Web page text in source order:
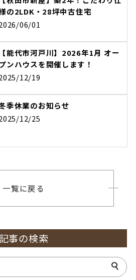
の2LDK・28坪中古住宅
06/01
【能代市河戸川】2026年1月 オー
ンハウスを開催します！
12/19
季休業のお知らせ
12/25
一覧に戻る
記事の検索